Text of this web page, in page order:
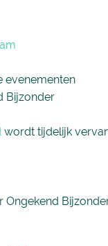
evenementen
Bijzonder
wordt tijdelijk
Ongekend